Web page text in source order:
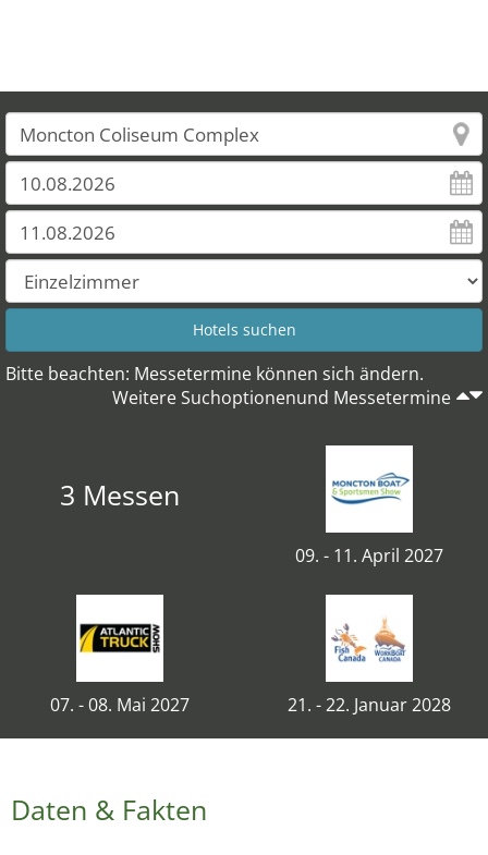
Bitte beachten: Messetermine können sich ändern.
Weitere Suchoptionenund Messetermine
3 Messen
09. - 11. April 2027
07. - 08. Mai 2027 21. - 22. Januar 2028
Daten & Fakten